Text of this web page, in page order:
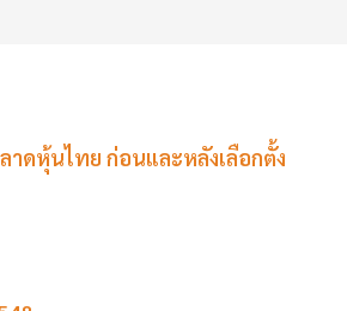
ดหุ้นไทย ก่อนและหลังเลือกตั้ง